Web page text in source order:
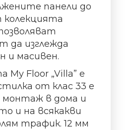
панели до
колекцията
да изглежда
и масивен.
My Floor „Villa” е
от клас 33 е
монтаж в дома и
и на всякакви
трафик. 12 мм